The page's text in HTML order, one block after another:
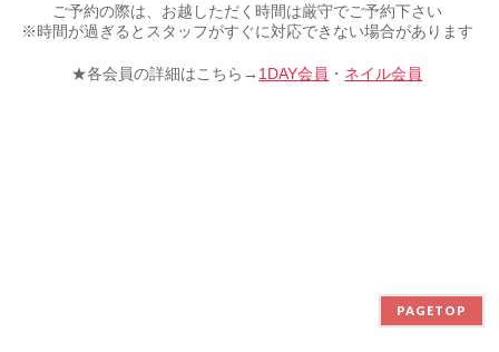
ご予約の際は、お越しただく時間は厳守でご予約下さい
※時間が過ぎるとスタッフがすぐに対応できない場合があります
★各会員の詳細はこちら→ 1DAY会員 ・ ネイル会員
PAGETOP